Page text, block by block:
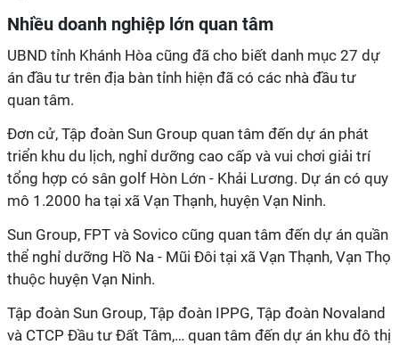
Nhiều doanh nghiệp lớn quan tâm
UBND tỉnh Khánh Hòa cũng đã cho biết danh mục 27 dự
án đầu tư trên địa bàn tỉnh hiện đã có các nhà đầu tư
quan tâm.
Đơn cử, Tập đoàn Sun Group quan tâm đến dự án phát
triển khu du lịch, nghỉ dưỡng cao cấp và vui chơi giải trí
tổng hợp có sân golf Hòn Lớn - Khải Lương. Dự án có quy
mô 1.2000 ha tại xã Vạn Thạnh, huyện Vạn Ninh.
Sun Group, FPT và Sovico cũng quan tâm đến dự án quần
thể nghỉ dưỡng Hồ Na - Mũi Đôi tại xã Vạn Thạnh, Vạn Thọ
thuộc huyện Vạn Ninh.
Tập đoàn Sun Group, Tập đoàn IPPG, Tập đoàn Novaland
và CTCP Đầu tư Đất Tâm,… quan tâm đến dự án khu đô thị